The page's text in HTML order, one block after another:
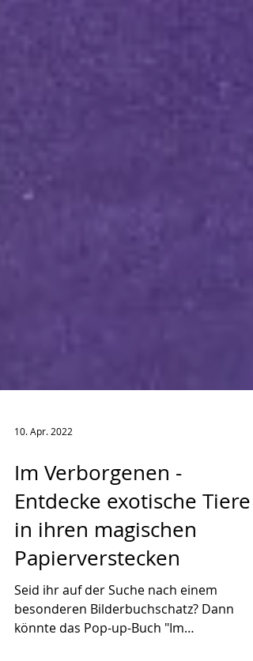
10. Apr. 2022
Im Verborgenen -
Entdecke exotische Tiere
in ihren magischen
Papierverstecken
Seid ihr auf der Suche nach einem